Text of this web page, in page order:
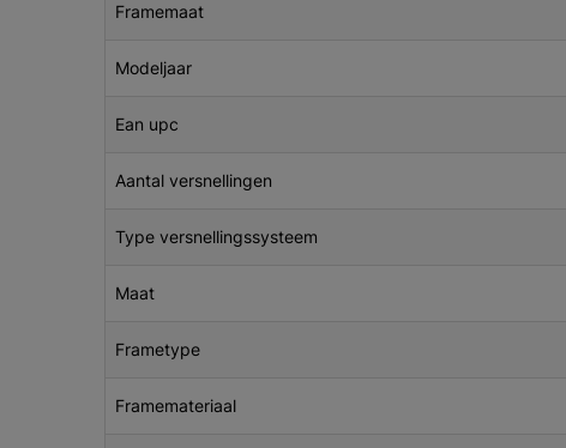
Framemaat
Modeljaar
Ean upc
Aantal versnellingen
Type versnellingssysteem
Maat
Frametype
Framemateriaal